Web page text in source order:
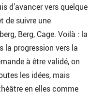
d’avancer vers quelque
de suivre une
Berg, Cage. Voilà : la
la progression vers la
à être validé, on
les idées, mais
en elles comme